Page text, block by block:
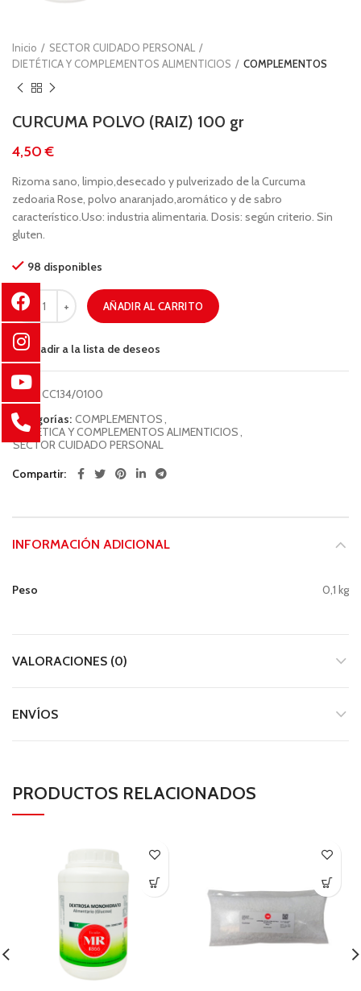
Inicio
SECTOR CUIDADO PERSONAL
DIETÉTICA Y COMPLEMENTOS ALIMENTICIOS
COMPLEMENTOS
CURCUMA POLVO (RAIZ) 100 gr
€
Rizoma sano, limpio,desecado y pulverizado de la Curcuma
zedoaria Rose, polvo anaranjado,aromático y de sabro
característico.Uso: industria alimentaria. Dosis: según criterio. Sin
gluten.
98 disponibles
AÑADIR AL CARRITO
Añadir a la lista de deseos
COD: CC134/0100
Categorías: COMPLEMENTOS,
DIETÉTICA Y COMPLEMENTOS ALIMENTICIOS,
SECTOR CUIDADO PERSONAL
Compartir
INFORMACIÓN ADICIONAL
Peso 0,1 kg
VALORACIONES (0)
ENVÍOS
PRODUCTOS RELACIONADOS